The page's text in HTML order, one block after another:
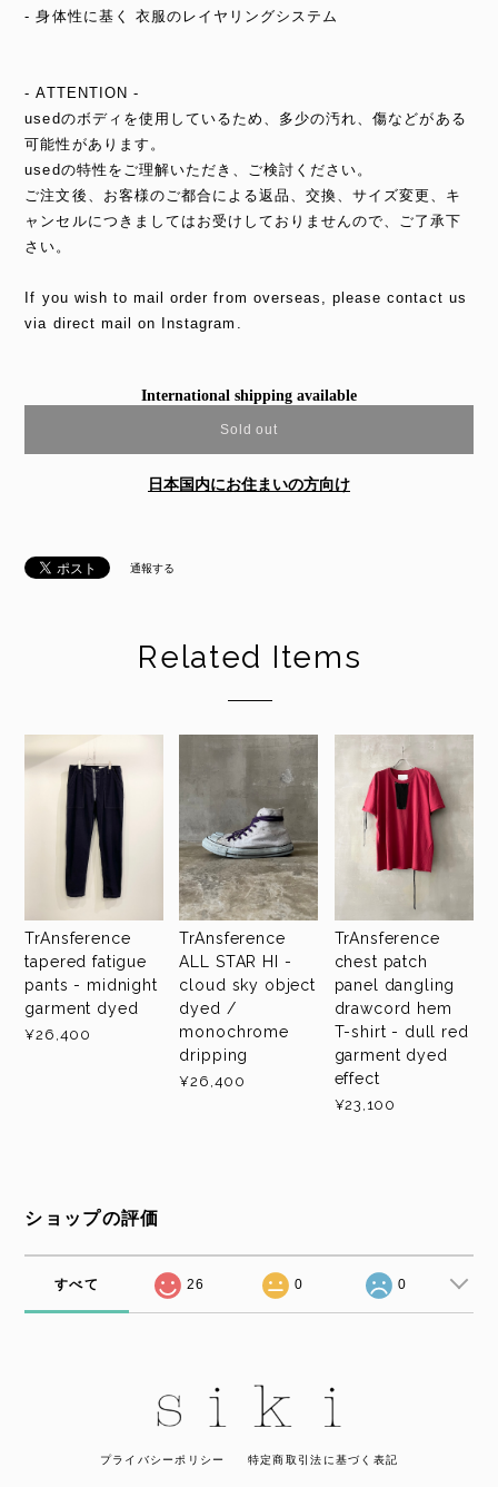
- 身体性に基く 衣服のレイヤリングシステム
- ATTENTION -
usedのボディを使用しているため、多少の汚れ、傷などがある
可能性があります。
usedの特性をご理解いただき、ご検討ください。
ご注文後、お客様のご都合による返品、交換、サイズ変更、キ
ャンセルにつきましてはお受けしておりませんので、ご了承下
さい。
If you wish to mail order from overseas, please contact us
via direct mail on Instagram.
International shipping available
Sold out
日本国内にお住まいの方向け
通報する
Related Items
TrAnsference
tapered fatigue
pants - midnight
garment dyed
¥26,400
TrAnsference
ALL STAR HI -
cloud sky object
dyed /
monochrome
dripping
¥26,400
TrAnsference
chest patch
panel dangling
drawcord hem
T-shirt - dull red
garment dyed
effect
¥23,100
ショップの評価
すべて 26 0 0
プライバシーポリシー 特定商取引法に基づく表記